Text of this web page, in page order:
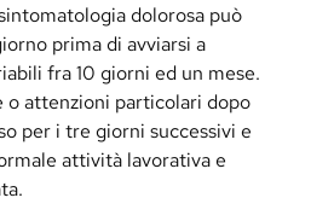
dolorosa può
prima di avviarsi a
fra 10 giorni ed un mese.
o attenzioni particolari dopo
per i tre giorni successivi e
attività lavorativa e